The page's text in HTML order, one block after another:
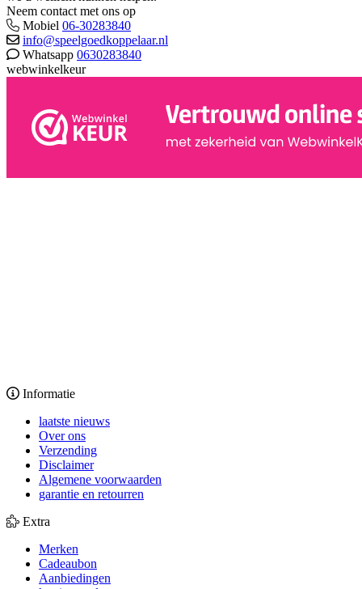
Neem contact met ons op
Mobiel 06-30283840
info@speelgoedkoppelaar.nl
Whatsapp 0630283840
webwinkelkeur
Informatie
laatste nieuws
Over ons
Verzending
Disclaimer
Algemene voorwaarden
garantie en retourren
Extra
Merken
Cadeaubon
Aanbiedingen